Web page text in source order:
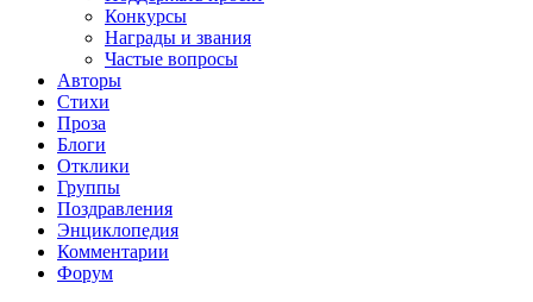
Конкурсы
Награды и звания
Частые вопросы
Авторы
Стихи
Проза
Блоги
Отклики
Группы
Поздравления
Энциклопедия
Комментарии
Форум